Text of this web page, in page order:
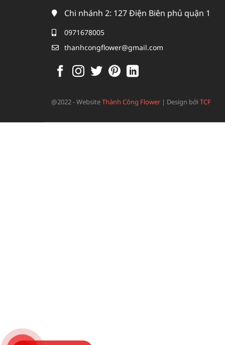
Chi nhánh 2: 127 Điện Biên phủ quận 1
0971678005
thanhcongflower@gmail.com
@2022 - WebsiteThành Công Flower | Design bởiTCF